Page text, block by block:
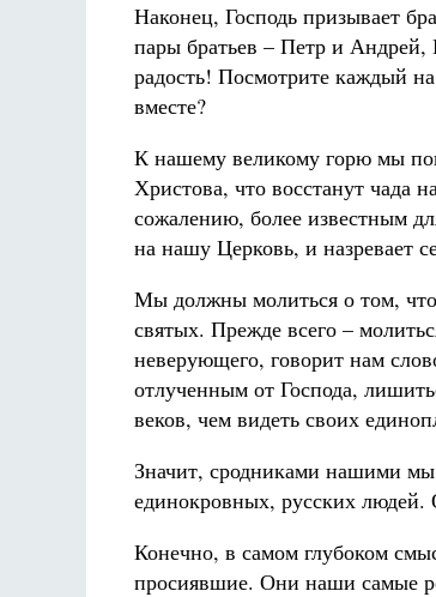
Наконец, Господь призывает
пары братьев – Петр и Андрей,
радость! Посмотрите каждый
вместе?
К нашему великому горю мы
Христова, что восстанут чада
сожалению, более известным
на нашу Церковь, и назревает
Мы должны молиться о том,
святых. Прежде всего –
неверующего, говорит нам
отлученным от Господа,
веков, чем видеть своих
Значит, сродниками нашими
единокровных, русских людей.
Конечно, в самом глубоком
просиявшие. Они наши самые